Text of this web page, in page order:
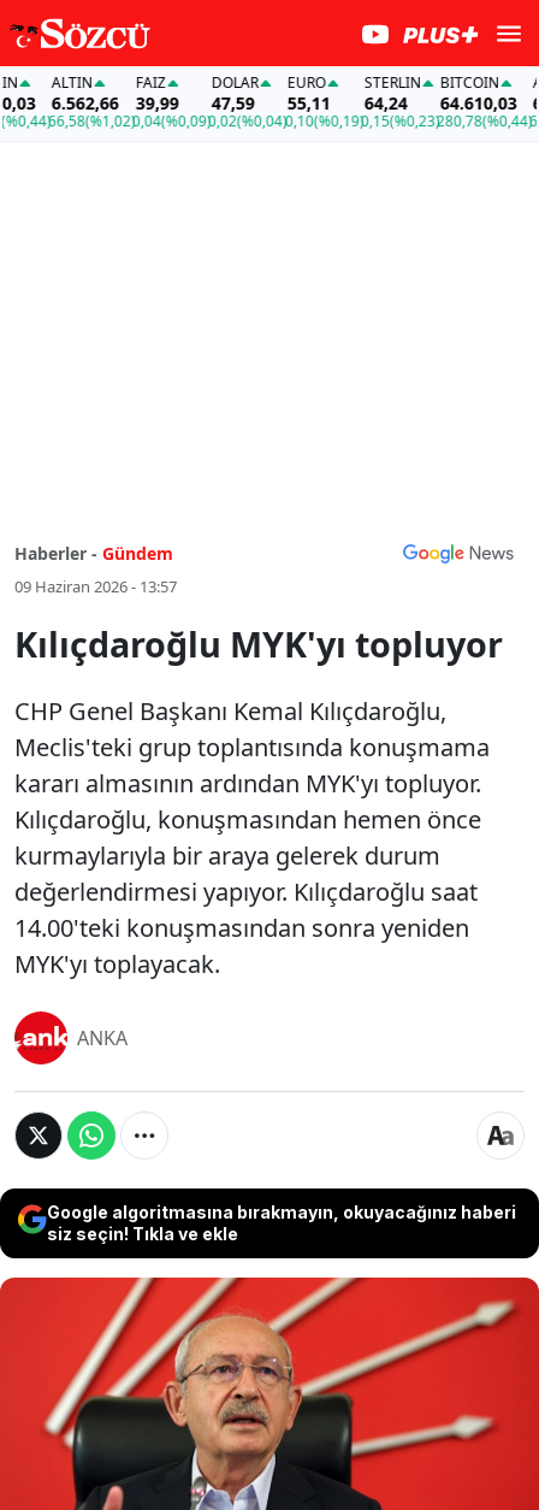
ALTIN
6.562,66
66,58(%1,02)
FAİZ
39,99
0,04(%0,09)
DOLAR
47,59
0,02(%0,04)
EURO
55,11
0,10(%0,19)
STERLIN
64,24
0,15(%0,23)
BITCOIN
64.610,03
280,78(%0,44)
Haberler - Gündem
09 Haziran 2026 - 13:57
Kılıçdaroğlu MYK'yı topluyor
CHP Genel Başkanı Kemal Kılıçdaroğlu,
Meclis'teki grup toplantısında konuşmama
kararı almasının ardından MYK'yı topluyor.
Kılıçdaroğlu, konuşmasından hemen önce
kurmaylarıyla bir araya gelerek durum
değerlendirmesi yapıyor. Kılıçdaroğlu saat
14.00'teki konuşmasından sonra yeniden
MYK'yı toplayacak.
ANKA
Google algoritmasına bırakmayın, okuyacağınız haberi
siz seçin! Tıkla ve ekle
CHP Genel Başkanı Kemal Kılıçdaroğlu,
Meclis'teki grup toplantısında konuşmama kararı
almasının ardından MYK'yı topluyor. Kılıçdaroğlu,
konuşmasından hemen önce kurmaylarıyla bir
araya gelerek durum değerlendirmesi yapıyor.
Kılıçdaroğlu saat 14.00'teki konuşmasından